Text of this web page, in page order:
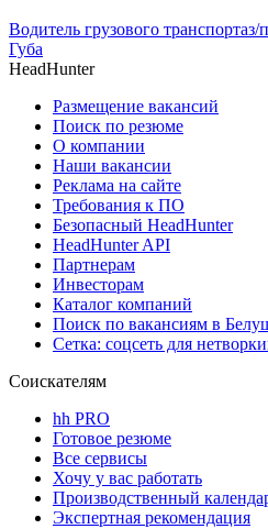
Водитель грузового транспортаз/
Губа
HeadHunter
Размещение вакансий
Поиск по резюме
О компании
Наши вакансии
Реклама на сайте
Требования к ПО
Безопасный HeadHunter
HeadHunter API
Партнерам
Инвесторам
Каталог компаний
Поиск по вакансиям в
Сетка: соцсеть для
Соискателям
hh PRO
Готовое резюме
Все сервисы
Хочу у вас работать
Производственный
Экспертная рекомендация